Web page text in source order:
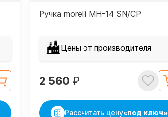
Ручка morelli MH-14 SN/CP
Цены от производителя
2 560 ₽
Рассчитать цену«под ключ»